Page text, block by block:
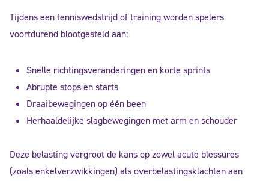
Tijdens een tenniswedstrijd of training worden spelers
voortdurend blootgesteld aan:
Snelle richtingsveranderingen en korte sprints
Abrupte stops en starts
Draaibewegingen op één been
Herhaaldelijke slagbewegingen met arm en schouder
Deze belasting vergroot de kans op zowel acute blessures
(zoals enkelverzwikkingen) als overbelastingsklachten aan